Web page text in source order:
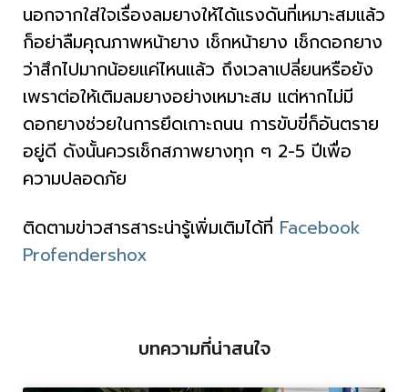
นอกจากใส่ใจเรื่องลมยางให้ได้แรงดันที่เหมาะสมแล้ว
ก็อย่าลืมคุณภาพหน้ายาง เช็กหน้ายาง เช็กดอกยาง
ว่าสึกไปมากน้อยแค่ไหนแล้ว ถึงเวลาเปลี่ยนหรือยัง
เพราต่อให้เติมลมยางอย่างเหมาะสม แต่หากไม่มี
ดอกยางช่วยในการยึดเกาะถนน การขับขี่ก็อันตราย
อยู่ดี ดังนั้นควรเช็กสภาพยางทุก ๆ 2-5 ปีเพื่อ
ความปลอดภัย
ติดตามข่าวสารสาระน่ารู้เพิ่มเติมได้ที่ Facebook
Profendershox
บทความที่น่าสนใจ